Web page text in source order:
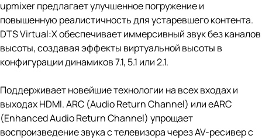
upmixer предлагает улучшенное погружение и
повышенную реалистичность для устаревшего контента.
DTS Virtual:X обеспечивает иммерсивный звук без каналов
высоты, создавая эффекты виртуальной высоты в
конфигурации динамиков 7.1, 5.1 или 2.1.
Поддерживает новейшие технологии на всех входах и
выходах HDMI. ARC (Audio Return Channel) или eARC
(Enhanced Audio Return Channel) упрощает
воспроизведение звука с телевизора через AV-ресивер с